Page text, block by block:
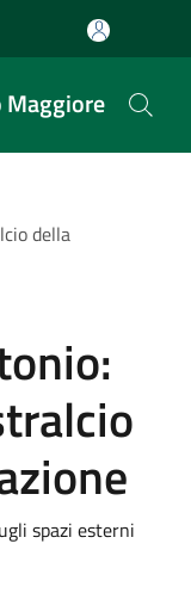
Maggiore
della
spazi esterni